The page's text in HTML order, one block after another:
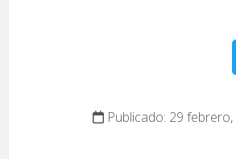
Publicado: 29 febrero,